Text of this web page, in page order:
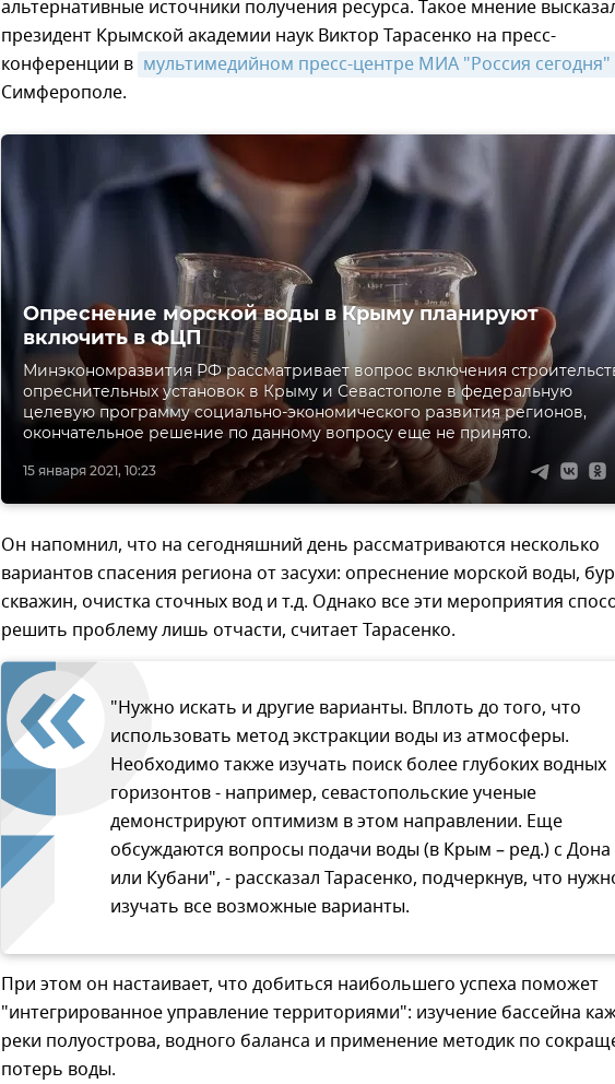
альтернативные источники получения ресурса. Такое мнение
президент Крымской академии наук Виктор Тарасенко на пресс-
конференции в мультимедийном пресс-центре МИА "Россия сегодня"
Симферополе.
15 января 2021, 10:23
Опреснение морской воды в Крыму планируют
включить в ФЦП
Минэкономразвития РФ рассматривает вопрос включения
опреснительных установок в Крыму и Севастополе в федеральную
целевую программу социально-экономического развития регионов,
окончательное решение по данному вопросу еще не принято.
Он напомнил, что на сегодняшний день рассматриваются несколько
вариантов спасения региона от засухи: опреснение морской воды,
скважин, очистка сточных вод и т.д. Однако все эти мероприятия
решить проблему лишь отчасти, считает Тарасенко.
"Нужно искать и другие варианты. Вплоть до того, что
использовать метод экстракции воды из атмосферы.
Необходимо также изучать поиск более глубоких водных
горизонтов - например, севастопольские ученые
демонстрируют оптимизм в этом направлении. Еще
обсуждаются вопросы подачи воды (в Крым – ред.) с Дона
или Кубани", - рассказал Тарасенко, подчеркнув, что
изучать все возможные варианты.
При этом он настаивает, что добиться наибольшего успеха поможет
"интегрированное управление территориями": изучение бассейна
реки полуострова, водного баланса и применение методик по
потерь воды.